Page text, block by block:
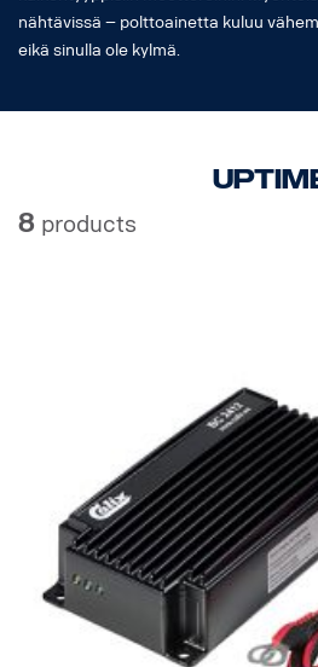
nähtävissä – polttoainetta kuluu
eikä sinulla ole kylmä.
8 products